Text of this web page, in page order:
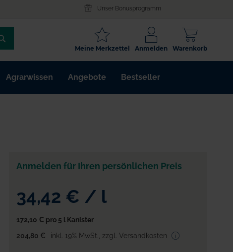
Unser Bonusprogramm
/
ARTIKELNR.
/
Warenkorb
Anmelden
Meine Merkzettel
Agrarwissen Angebote Bestseller
Anmelden für Ihren persönlichen Preis
34,42 € / l
172,10 € pro 5 l Kanister
204,80 €
inkl. 19% MwSt. zzgl. Versandkosten